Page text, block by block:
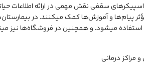
اسپیکرهای سقفی نقش مهمی در ارائه اطلاعات
پیام‌ها و آموزش‌ها کمک میکنند. در
میشود. و همچنین در فروشگاه‌ها نیز